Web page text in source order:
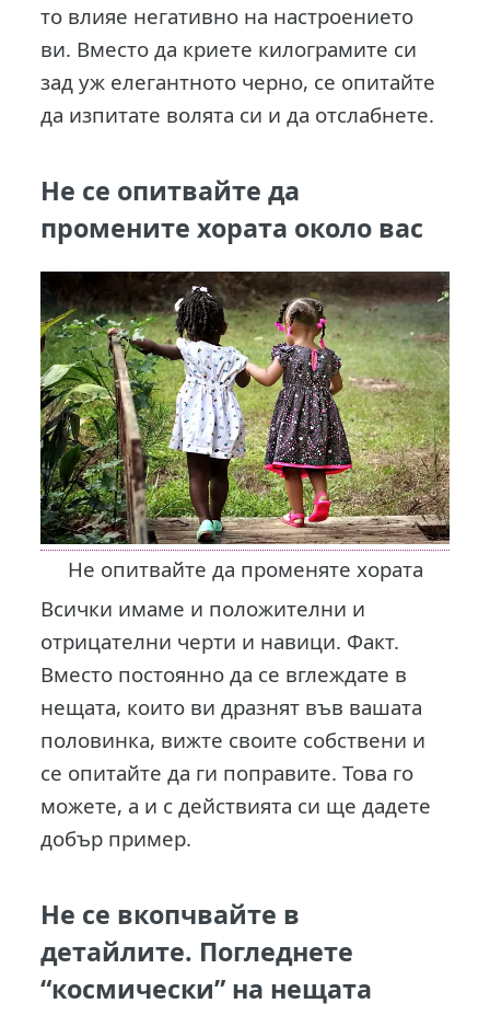
то влияе негативно на настроението
ви. Вместо да криете килограмите си
зад уж елегантното черно, се опитайте
да изпитате волята си и да отслабнете.
Не се опитвайте да
промените хората около вас
Не опитвайте да променяте хората
Всички имаме и положителни и
отрицателни черти и навици. Факт.
Вместо постоянно да се вглеждате в
нещата, които ви дразнят във вашата
половинка, вижте своите собствени и
се опитайте да ги поправите. Това го
можете, а и с действията си ще дадете
добър пример.
Не се вкопчвайте в
детайлите. Погледнете
“космически” на нещата